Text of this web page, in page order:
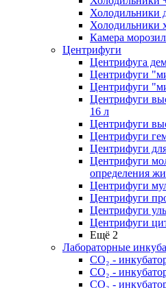
Холодильники
Холодильники
Камера
Центрифуги
Центрифуга
Центрифуги
Центрифуги
Центрифуги
16 л
Центрифуги
Центрифуги
Центрифуги
Центрифуги
определения
Центрифуги
Центрифуги
Центрифуги
Центрифуги
Ещё 2
Лабораторные
СО₂ -
СО₂ -
СО₂ -